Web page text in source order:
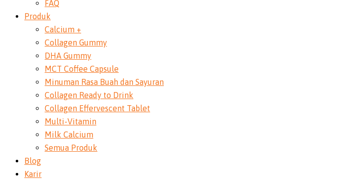
FAQ
Produk
Calcium +
Collagen Gummy
DHA Gummy
MCT Coffee Capsule
Minuman Rasa Buah dan Sayuran
Collagen Ready to Drink
Collagen Effervescent Tablet
Multi-Vitamin
Milk Calcium
Semua Produk
Blog
Karir